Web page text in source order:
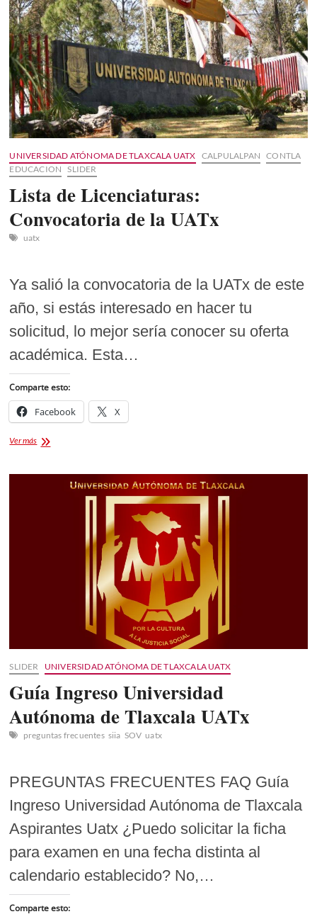
UNIVERSIDAD ATÓNOMA DE TLAXCALA UATX CALPULALPAN
CONTLA
EDUCACION
SLIDER
Lista de Licenciaturas:
Convocatoria de la UATx
uatx
Ya salió la convocatoria de la UATx de este
año, si estás interesado en hacer tu
solicitud, lo mejor sería conocer su oferta
académica. Esta…
Comparte esto:
Facebook X
Ver másLista
SLIDER UNIVERSIDAD ATÓNOMA DE TLAXCALA UATX
Guía Ingreso Universidad
Autónoma de Tlaxcala UATx
preguntas frecuentes siia SOV uatx
PREGUNTAS FRECUENTES FAQ Guía
Ingreso Universidad Autónoma de Tlaxcala
Aspirantes Uatx ¿Puedo solicitar la ficha
para examen en una fecha distinta al
calendario establecido? No,…
Comparte esto: